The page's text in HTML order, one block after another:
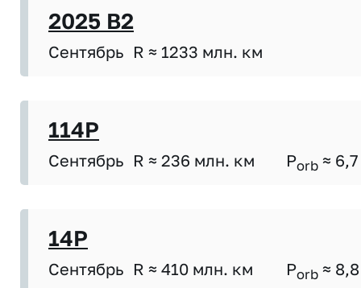
2025 B2
Сентябрь R ≈ 1233 млн. км
114P
Сентябрь R ≈ 236 млн. км Porb ≈ 6,7
14P
Сентябрь R ≈ 410 млн. км Porb ≈ 8,8